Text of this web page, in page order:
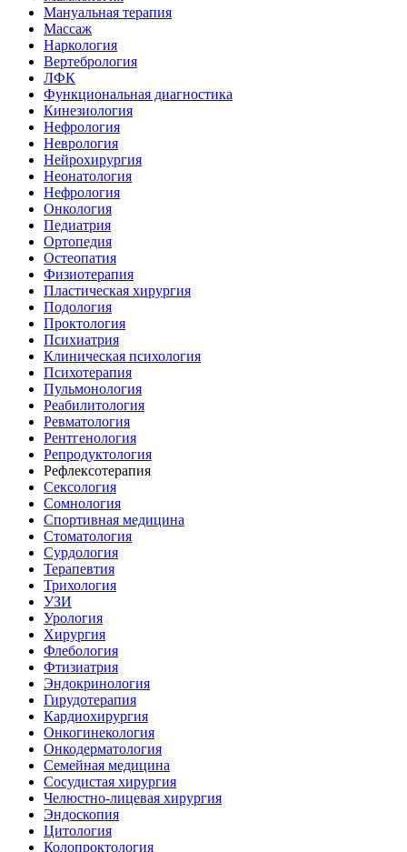
Мануальная терапия
Массаж
Наркология
Вертебрология
ЛФК
Функциональная диагностика
Кинезиология
Нефрология
Неврология
Нейрохирургия
Неонатология
Нефрология
Онкология
Педиатрия
Ортопедия
Остеопатия
Физиотерапия
Пластическая хирургия
Подология
Проктология
Психиатрия
Клиническая психология
Психотерапия
Пульмонология
Реабилитология
Ревматология
Рентгенология
Репродуктология
Рефлексотерапия
Сексология
Сомнология
Спортивная медицина
Стоматология
Сурдология
Терапевтия
Трихология
УЗИ
Урология
Хирургия
Флебология
Фтизиатрия
Эндокринология
Гирудотерапия
Кардиохирургия
Онкогинекология
Онкодерматология
Семейная медицина
Сосудистая хирургия
Челюстно-лицевая хирургия
Эндоскопия
Цитология
Колопроктология